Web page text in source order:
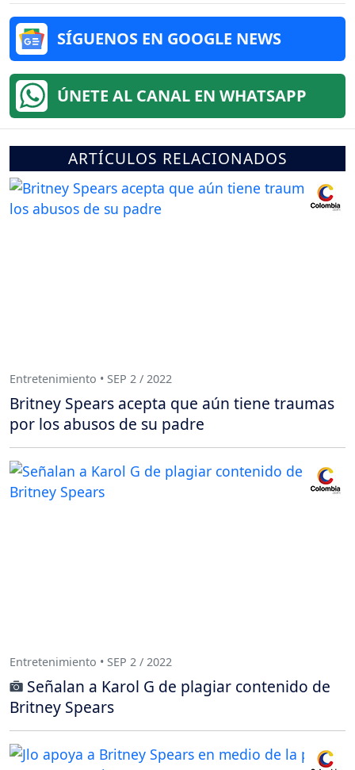
SÍGUENOS EN GOOGLE NEWS
ÚNETE AL CANAL EN WHATSAPP
ARTÍCULOS RELACIONADOS
Entretenimiento • SEP 2 / 2022
Britney Spears acepta que aún tiene traumas
por los abusos de su padre
Entretenimiento • SEP 2 / 2022
Señalan a Karol G de plagiar contenido de
Britney Spears